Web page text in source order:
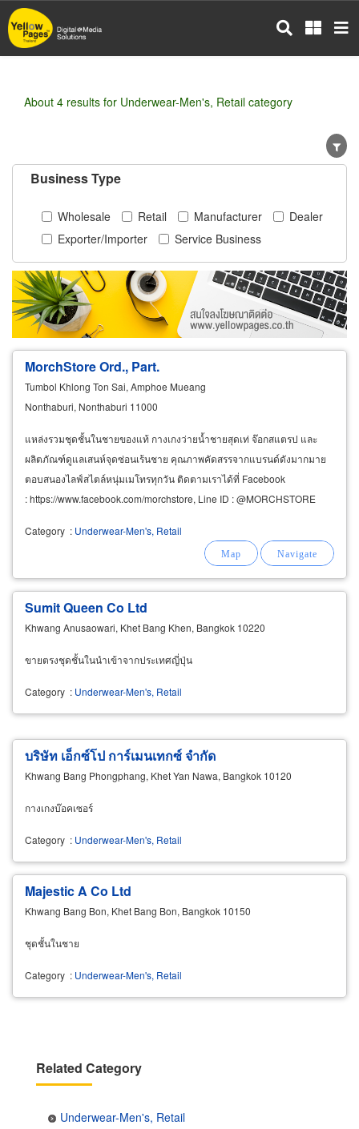
Skip
to
main
About 4 results for Underwear-Men's, Retail category
Business Type
Wholesale Retail Manufacturer
Dealer
Exporter/Importer
Service Business
MorchStore Ord., Part.
Tumbol Khlong Ton Sai, Amphoe Mueang
Nonthaburi, Nonthaburi 11000
แหล่งรวมชุดชั้นในชายของแท้ กางเกงว่ายน้ำชายสุดเท่ จ๊อกสแตรป และ
ผลิตภัณฑ์ดูแลเสนห์จุดซ่อนเร้นชาย คุณภาพคัดสรรจากแบรนด์ดังมากมาย
ตอบสนองไลฟ์สไตล์หนุ่มเมโทรทุกวัน ติดตามเราได้ที่ Facebook
: https://www.facebook.com/morchstore, Line ID : @MORCHSTORE
Category : Underwear-Men's, Retail
Sumit Queen Co Ltd
Khwang Anusaowari, Khet Bang Khen, Bangkok 10220
ขายตรงชุดชั้นในนำเข้าจากประเทศญี่ปุ่น
Category : Underwear-Men's, Retail
บริษัท เอ็กซ์โป การ์เมนเทกซ์ จำกัด
Khwang Bang Phongphang, Khet Yan Nawa, Bangkok 10120
กางเกงบ๊อคเซอร์
Category : Underwear-Men's, Retail
Majestic A Co Ltd
Khwang Bang Bon, Khet Bang Bon, Bangkok 10150
ชุดชั้นในชาย
Category : Underwear-Men's, Retail
Related Category
Underwear-Men's, Retail